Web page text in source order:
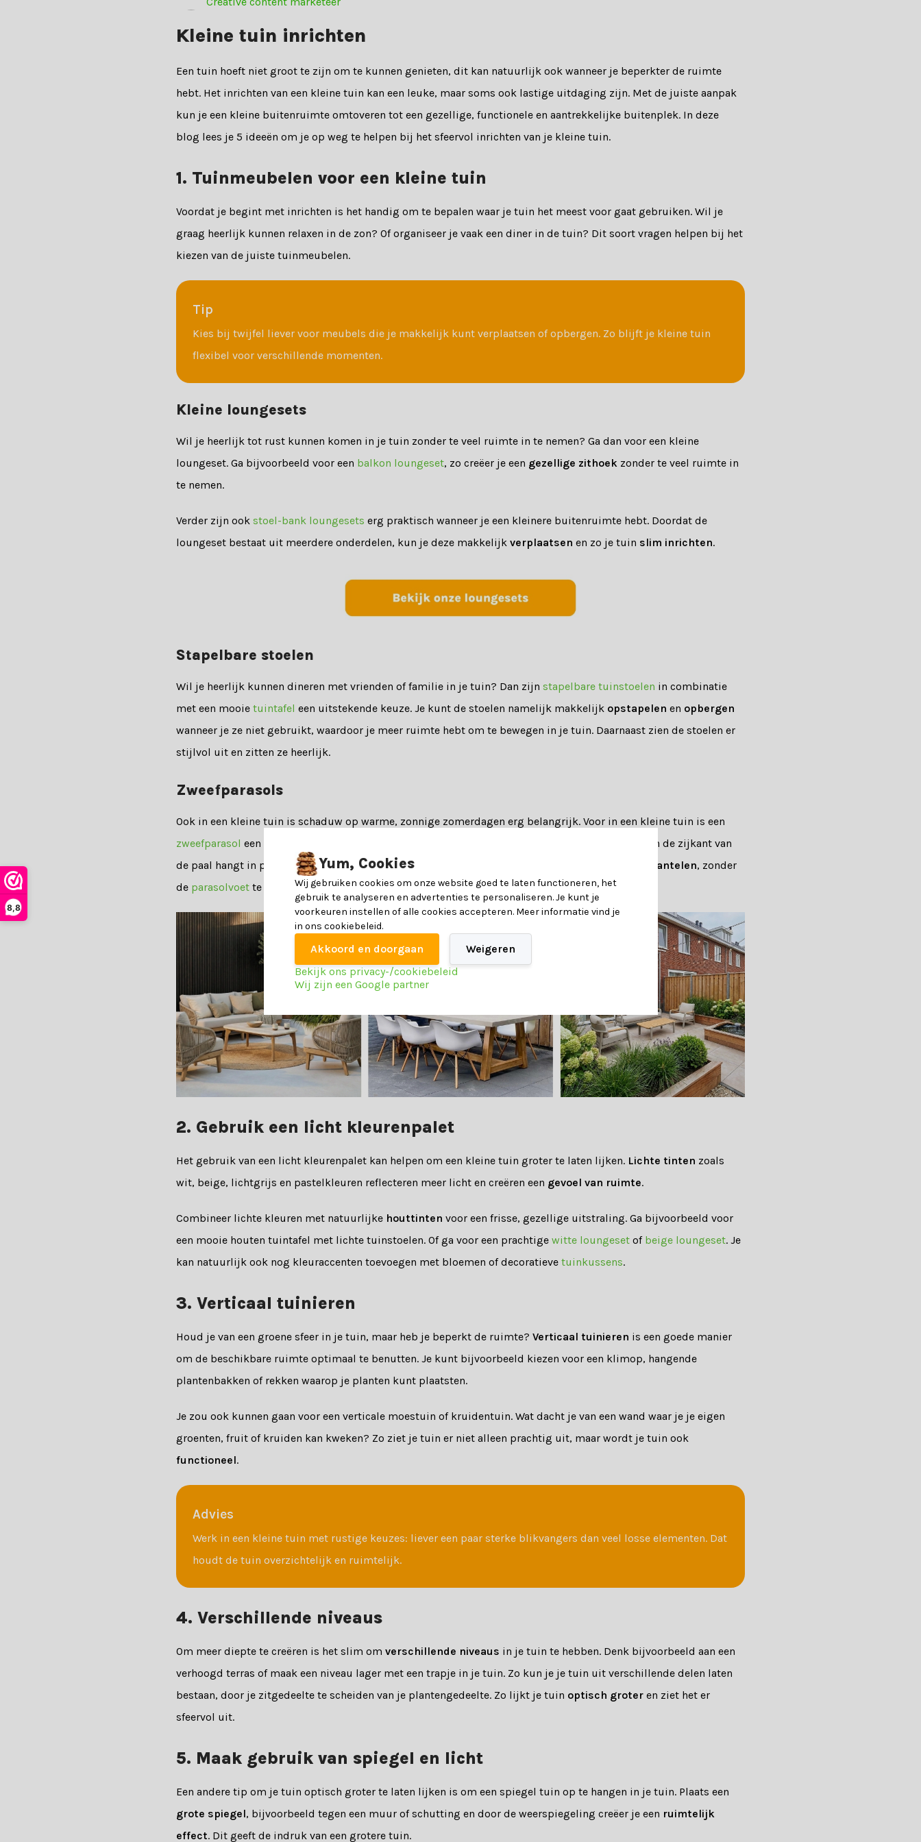
8,8
Kleine tuin inrichten
Een tuin hoeft niet groot te zijn om te kunnen genieten, dit kan natuurlijk ook wanneer je beperkter de ruimte
hebt. Het inrichten van een kleine tuin kan een leuke, maar soms ook lastige uitdaging zijn. Met de juiste aanpak
kun je een kleine buitenruimte omtoveren tot een gezellige, functionele en aantrekkelijke buitenplek. In deze
blog lees je 5 ideeën om je op weg te helpen bij het sfeervol inrichten van je kleine tuin.
1. Tuinmeubelen voor een kleine tuin
Voordat je begint met inrichten is het handig om te bepalen waar je tuin het meest voor gaat gebruiken. Wil je
graag heerlijk kunnen relaxen in de zon? Of organiseer je vaak een diner in de tuin? Dit soort vragen helpen bij het
kiezen van de juiste tuinmeubelen.
Tip
Kies bij twijfel liever voor meubels die je makkelijk kunt verplaatsen of opbergen. Zo blijft je kleine tuin
flexibel voor verschillende momenten.
Kleine loungesets
Wil je heerlijk tot rust kunnen komen in je tuin zonder te veel ruimte in te nemen? Ga dan voor een kleine
loungeset. Ga bijvoorbeeld voor een balkon loungeset, zo creëer je een gezellige zithoek zonder te veel ruimte in
te nemen.
Verder zijn ook stoel-bank loungesets erg praktisch wanneer je een kleinere buitenruimte hebt. Doordat de
loungeset bestaat uit meerdere onderdelen, kun je deze makkelijkverplaatsen en zo je tuin slim inrichten.
Stapelbare stoelen
Wil je heerlijk kunnen dineren met vrienden of familie in je tuin? Dan zijn stapelbare tuinstoelen in combinatie
met een mooietuintafel een uitstekende keuze. Je kunt de stoelen namelijk makkelijk opstapelen en opbergen
wanneer je ze niet gebruikt, waardoor je meer ruimte hebt om te bewegen in je tuin. Daarnaast zien de stoelen er
stijlvol uit en zitten ze heerlijk.
Zweefparasols
Ook in een kleine tuin is schaduw op warme, zonnige zomerdagen erg belangrijk. Voor in een kleine tuin is een
zweefparasol een handige en stijlvolle keuze. Je bespaart namelijk ruimte doordat de parasol aan de zijkant van
de paal hangt in plaats van in het midden. Daarnaast kun je de parasol gemakkelijk
kantelen, zonder
de parasolvoet te hoeven verplaatsen.
2. Gebruik een licht kleurenpalet
Het gebruik van een licht kleurenpalet kan helpen om een kleine tuin groter te laten lijken. Lichte tinten zoals
wit, beige, lichtgrijs en pastelkleuren reflecteren meer licht en creëren een gevoel van ruimte.
Combineer lichte kleuren met natuurlijke houttinten voor een frisse, gezellige uitstraling. Ga bijvoorbeeld voor
een mooie houten tuintafel met lichte tuinstoelen. Of ga voor een prachtigewitte loungeset of beige loungeset. Je
kan natuurlijk ook nog kleuraccenten toevoegen met bloemen of decoratievetuinkussens.
3. Verticaal tuinieren
Houd je van een groene sfeer in je tuin, maar heb je beperkt de ruimte?Verticaal tuinieren is een goede manier
om de beschikbare ruimte optimaal te benutten. Je kunt bijvoorbeeld kiezen voor een klimop, hangende
plantenbakken of rekken waarop je planten kunt plaatsten.
Je zou ook kunnen gaan voor een verticale moestuin of kruidentuin. Wat dacht je van een wand waar je je eigen
groenten, fruit of kruiden kan kweken? Zo ziet je tuin er niet alleen prachtig uit, maar wordt je tuin ook
functioneel.
Advies
Werk in een kleine tuin met rustige keuzes: liever een paar sterke blikvangers dan veel losse elementen. Dat
houdt de tuin overzichtelijk en ruimtelijk.
4. Verschillende niveaus
Om meer diepte te creëren is het slim omverschillende niveaus in je tuin te hebben. Denk bijvoorbeeld aan een
verhoogd terras of maak een niveau lager met een trapje in je tuin. Zo kun je je tuin uit verschillende delen laten
bestaan, door je zitgedeelte te scheiden van je plantengedeelte. Zo lijkt je tuin optisch groter en ziet het er
sfeervol uit.
5. Maak gebruik van spiegel en licht
Een andere tip om je tuin optisch groter te laten lijken is om een spiegel tuin op te hangen in je tuin. Plaats een
grote spiegel, bijvoorbeeld tegen een muur of schutting en door de weerspiegeling creëer je een ruimtelijk
effect. Dit geeft de indruk van een grotere tuin.
Yum, Cookies
Wij gebruiken cookies om onze website goed te laten functioneren, het
gebruik te analyseren en advertenties te personaliseren. Je kunt je
voorkeuren instellen of alle cookies accepteren. Meer informatie vind je
in ons cookiebeleid.
Akkoord en doorgaan
Weigeren
Bekijk ons privacy-/cookiebeleid
Wij zijn een Google partner